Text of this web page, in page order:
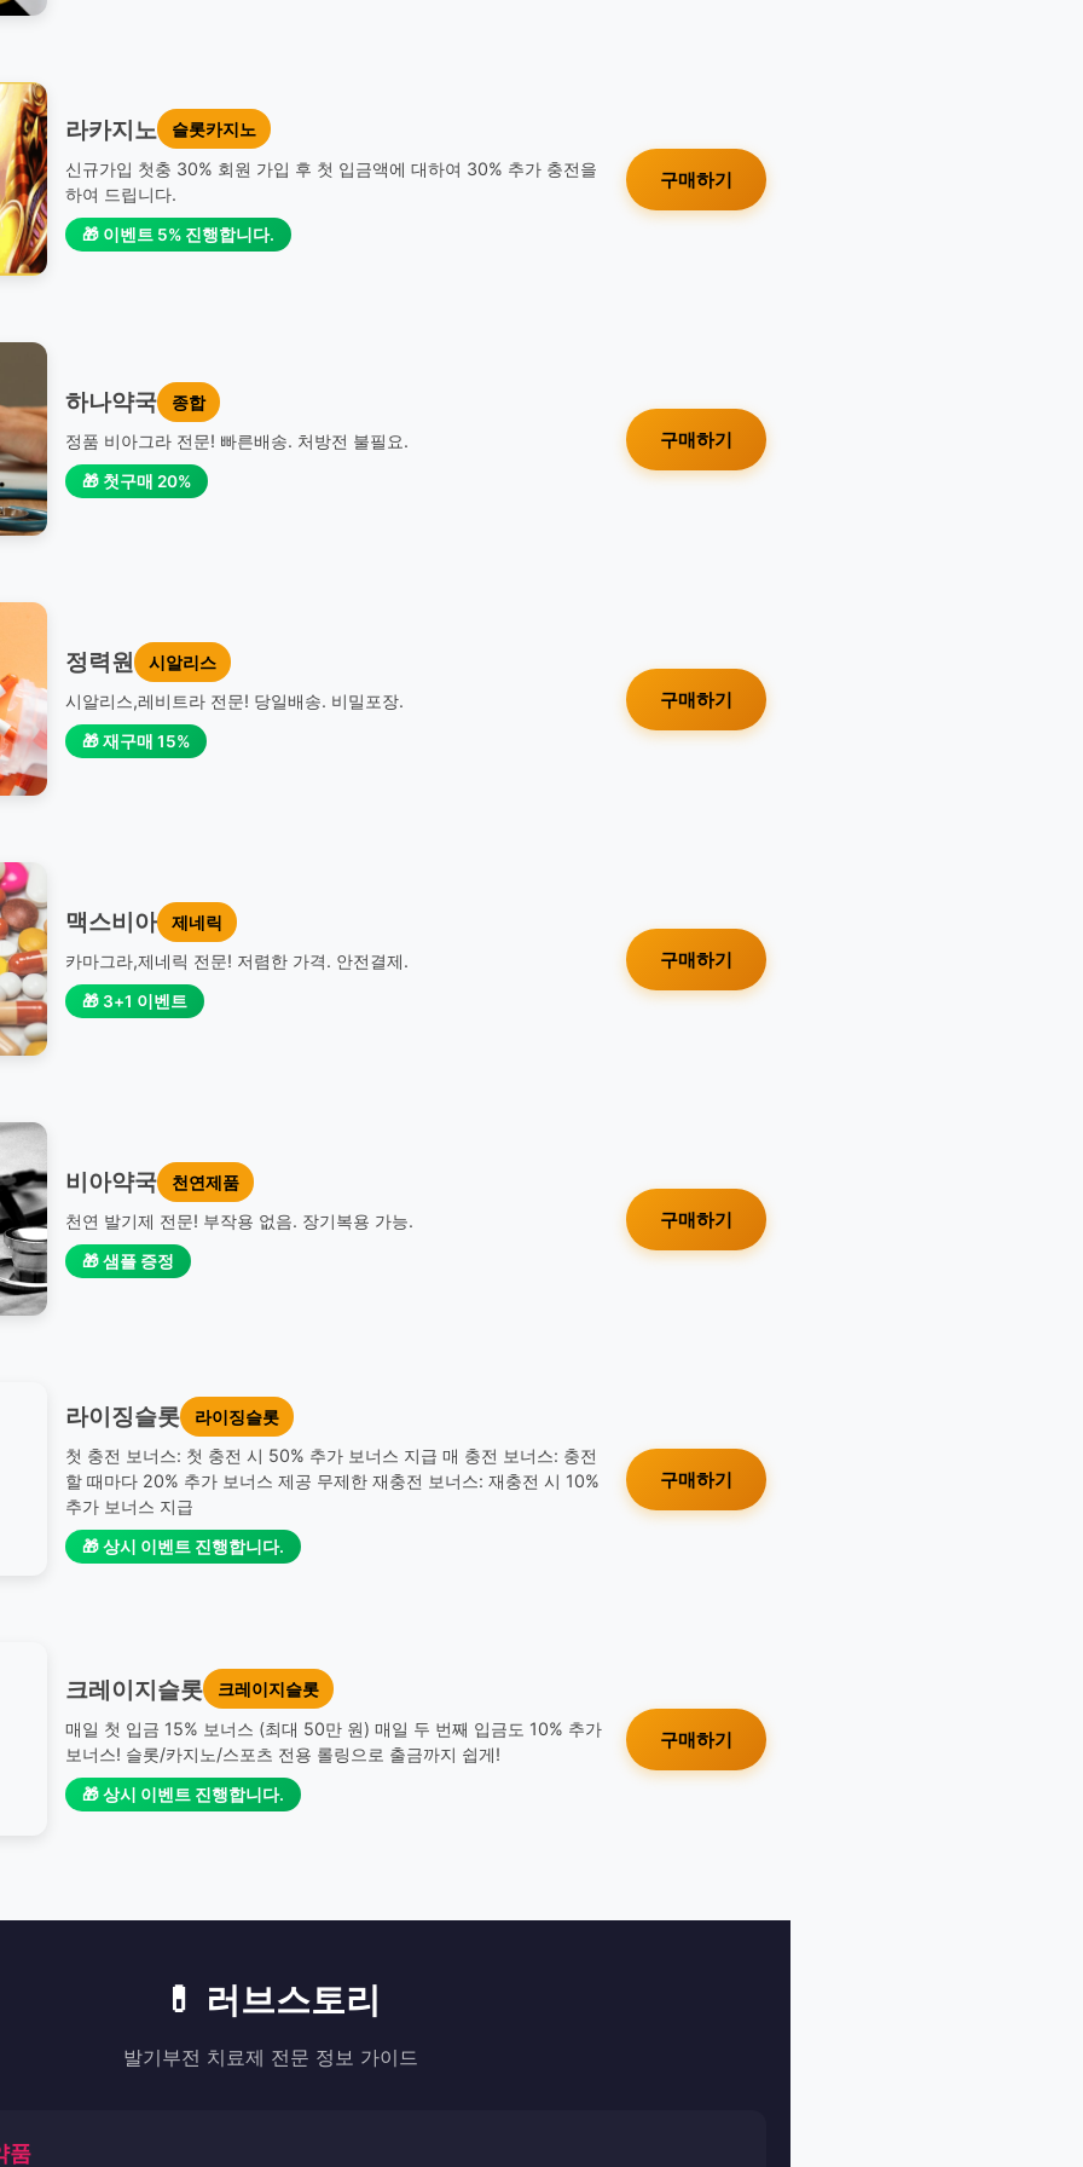
라카지노
슬롯카지노
신규가입 첫충 30% 회원 가입 후 첫 입금액에 대하여 30% 추가 충전을
하여 드립니다.
🎁 이벤트 5% 진행합니다.
구매하기
하나약국
종합
정품 비아그라 전문! 빠른배송. 처방전 불필요.
🎁 첫구매 20%
구매하기
정력원
시알리스
시알리스,레비트라 전문! 당일배송. 비밀포장.
🎁 재구매 15%
구매하기
맥스비아
제네릭
카마그라,제네릭 전문! 저렴한 가격. 안전결제.
🎁 3+1 이벤트
구매하기
비아약국
천연제품
천연 발기제 전문! 부작용 없음. 장기복용 가능.
🎁 샘플 증정
구매하기
라이징슬롯
라이징슬롯
첫 충전 보너스: 첫 충전 시 50% 추가 보너스 지급 매 충전 보너스: 충전
할 때마다 20% 추가 보너스 제공 무제한 재충전 보너스: 재충전 시 10%
추가 보너스 지급
🎁 상시 이벤트 진행합니다.
구매하기
크레이지슬롯
크레이지슬롯
매일 첫 입금 15% 보너스 (최대 50만 원) 매일 두 번째 입금도 10% 추가
보너스! 슬롯/카지노/스포츠 전용 롤링으로 출금까지 쉽게!
🎁 상시 이벤트 진행합니다.
구매하기
💊 러브스토리
발기부전 치료제 전문 정보 가이드
품